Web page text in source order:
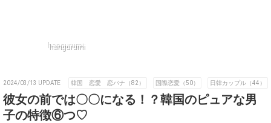
hangurumi
2024/03/13 UPDATE 韓国 恋愛 恋バナ（82） 国際恋愛（50） 日韓カップル（44）
彼女の前では〇〇になる！？韓国のピュアな男
子の特徴⑥つ♡